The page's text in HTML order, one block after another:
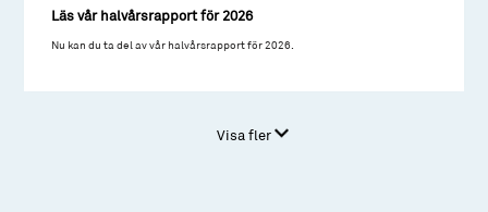
Läs vår halvårsrapport för 2026
Nu kan du ta del av vår halvårsrapport för 2026.
Visa fler